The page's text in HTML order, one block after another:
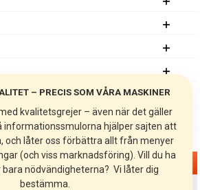
– PRECIS SOM VÅRA MASKINER
kvalitetsgrejer – även när det gäller
informationssmulorna hjälper sajten att
och låter oss förbättra allt från menyer
(och viss marknadsföring). Vill du ha
bara nödvändigheterna? Vi låter dig
bestämma.